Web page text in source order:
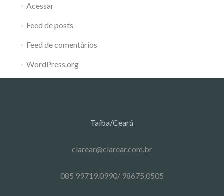
Acessar
Feed de posts
Feed de comentários
WordPress.org
Taíba/Ceará
clarear@clarear.com.br
085 99719.0990/ 98675.0505